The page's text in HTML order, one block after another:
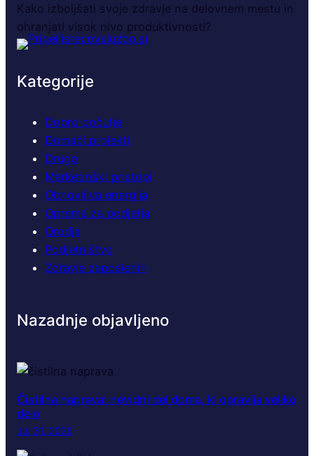
Kako izboljšati svoje zdravje na delovnem mestu in
ohranjati visok nivo produktivnosti?
Kategorije
Dobro počutje
Domači projekti
Drugo
Marketinški pristopi
Obnovljiva energija
Oprema za podjetja
Orodja
Podjetništvo
Zdravje zaposlenih
Nazadnje objavljeno
Čistilna naprava: nevidni del doma, ki opravlja veliko
delo
Jul 31, 2026